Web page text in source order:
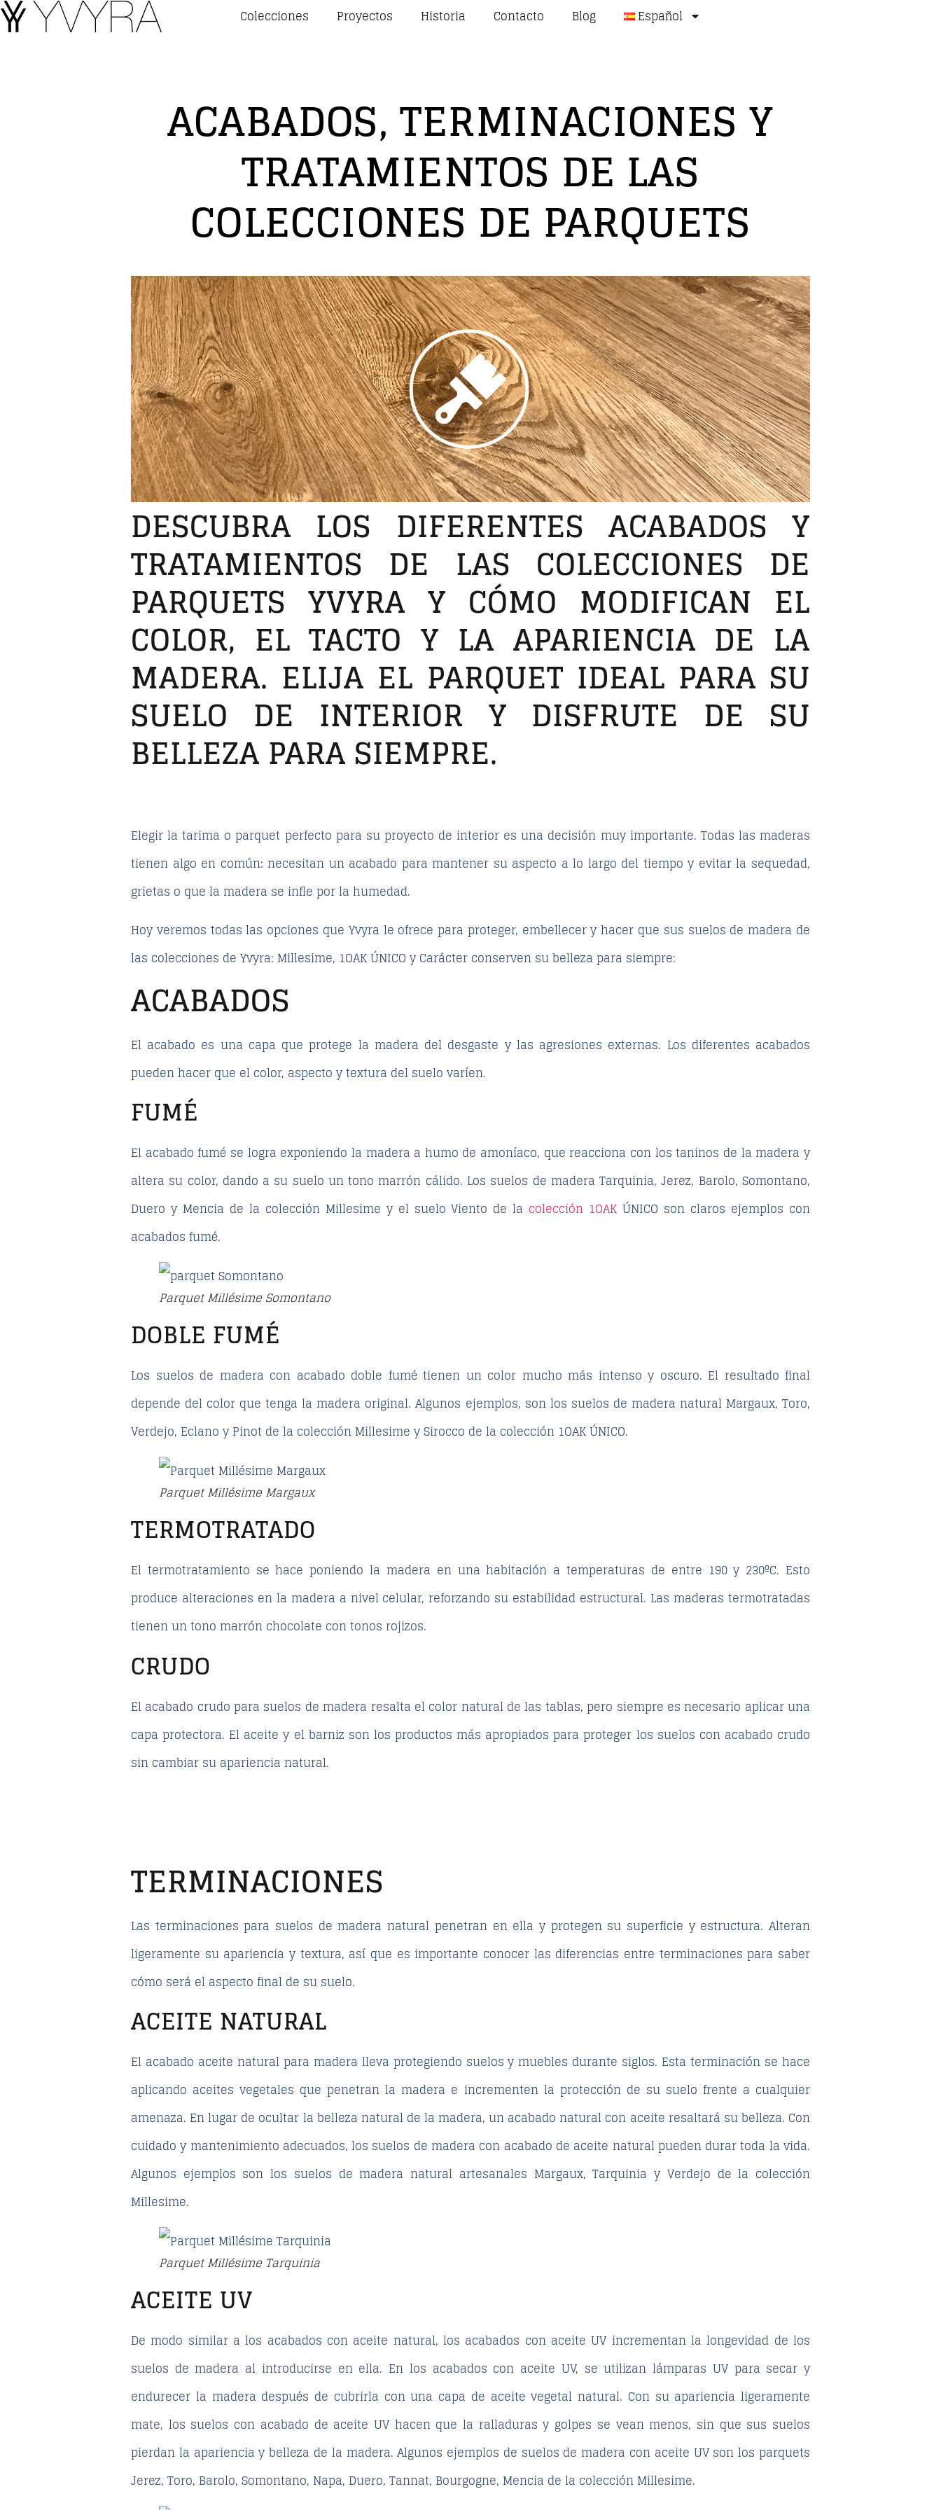
Colecciones Proyectos Historia Contacto Blog Español
ACABADOS, TERMINACIONES Y
TRATAMIENTOS DE LAS
COLECCIONES DE PARQUETS
DESCUBRA LOS DIFERENTES ACABADOS Y
TRATAMIENTOS DE LAS COLECCIONES DE
PARQUETS YVYRA Y CÓMO MODIFICAN EL
COLOR, EL TACTO Y LA APARIENCIA DE LA
MADERA. ELIJA EL PARQUET IDEAL PARA SU
SUELO DE INTERIOR Y DISFRUTE DE SU
BELLEZA PARA SIEMPRE.
Elegir la tarima o parquet perfecto para su proyecto de interior es una decisión muy importante. Todas las maderas
tienen algo en común: necesitan un acabado para mantener su aspecto a lo largo del tiempo y evitar la sequedad,
grietas o que la madera se infle por la humedad.
Hoy veremos todas las opciones que Yvyra le ofrece para proteger, embellecer y hacer que sus suelos de madera de
las colecciones de Yvyra: Millesime, 1OAK ÚNICO y Carácter conserven su belleza para siempre:
ACABADOS
El acabado es una capa que protege la madera del desgaste y las agresiones externas. Los diferentes acabados
pueden hacer que el color, aspecto y textura del suelo varíen.
FUMÉ
El acabado fumé se logra exponiendo la madera a humo de amoníaco, que reacciona con los taninos de la madera y
altera su color, dando a su suelo un tono marrón cálido. Los suelos de madera Tarquinia, Jerez, Barolo, Somontano,
Duero y Mencia de la colección Millesime y el suelo Viento de la colección 1OAK ÚNICO son claros ejemplos con
acabados fumé.
Parquet Millésime Somontano
DOBLE FUMÉ
Los suelos de madera con acabado doble fumé tienen un color mucho más intenso y oscuro. El resultado final
depende del color que tenga la madera original. Algunos ejemplos, son los suelos de madera natural Margaux, Toro,
Verdejo, Eclano y Pinot de la colección Millesime y Sirocco de la colección 1OAK ÚNICO.
Parquet Millésime Margaux
TERMOTRATADO
El termotratamiento se hace poniendo la madera en una habitación a temperaturas de entre 190 y 230ºC. Esto
produce alteraciones en la madera a nivel celular, reforzando su estabilidad estructural. Las maderas termotratadas
tienen un tono marrón chocolate con tonos rojizos.
CRUDO
El acabado crudo para suelos de madera resalta el color natural de las tablas, pero siempre es necesario aplicar una
capa protectora. El aceite y el barniz son los productos más apropiados para proteger los suelos con acabado crudo
sin cambiar su apariencia natural.
TERMINACIONES
Las terminaciones para suelos de madera natural penetran en ella y protegen su superficie y estructura. Alteran
ligeramente su apariencia y textura, así que es importante conocer las diferencias entre terminaciones para saber
cómo será el aspecto final de su suelo.
ACEITE NATURAL
El acabado aceite natural para madera lleva protegiendo suelos y muebles durante siglos. Esta terminación se hace
aplicando aceites vegetales que penetran la madera e incrementen la protección de su suelo frente a cualquier
amenaza. En lugar de ocultar la belleza natural de la madera, un acabado natural con aceite resaltará su belleza. Con
cuidado y mantenimiento adecuados, los suelos de madera con acabado de aceite natural pueden durar toda la vida.
Algunos ejemplos son los suelos de madera natural artesanales Margaux, Tarquinia y Verdejo de la colección
Millesime.
Parquet Millésime Tarquinia
ACEITE UV
De modo similar a los acabados con aceite natural, los acabados con aceite UV incrementan la longevidad de los
suelos de madera al introducirse en ella. En los acabados con aceite UV, se utilizan lámparas UV para secar y
endurecer la madera después de cubrirla con una capa de aceite vegetal natural. Con su apariencia ligeramente
mate, los suelos con acabado de aceite UV hacen que la ralladuras y golpes se vean menos, sin que sus suelos
pierdan la apariencia y belleza de la madera. Algunos ejemplos de suelos de madera con aceite UV son los parquets
Jerez, Toro, Barolo, Somontano, Napa, Duero, Tannat, Bourgogne, Mencia de la colección Millesime.